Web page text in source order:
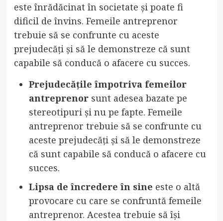
este înrădăcinat în societate și poate fi
dificil de învins. Femeile antreprenor
trebuie să se confrunte cu aceste
prejudecăți și să le demonstreze că sunt
capabile să conducă o afacere cu succes.
Prejudecățile împotriva femeilor
antreprenorsunt adesea bazate pe
stereotipuri și nu pe fapte. Femeile
antreprenor trebuie să se confrunte cu
aceste prejudecăți și să le demonstreze
că sunt capabile să conducă o afacere cu
succes.
Lipsa de încredere în sine este o altă
provocare cu care se confruntă femeile
antreprenor. Acestea trebuie să își